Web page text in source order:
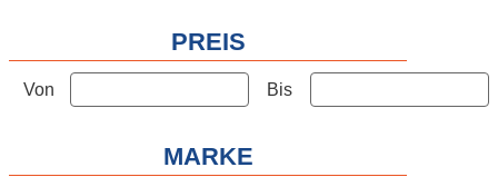
PREIS
Von Bis
MARKE